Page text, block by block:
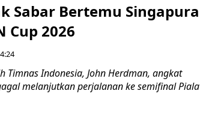
Sabar Bertemu Singapura
Cup 2026
Timnas Indonesia, John Herdman, angkat
melanjutkan perjalanan ke semifinal Piala